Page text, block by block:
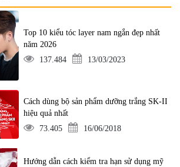
Top 10 kiểu tóc layer nam ngắn đẹp nhất
năm 2026
137.484
13/03/2023
Cách dùng bộ sản phẩm dưỡng trắng SK-II
hiệu quả nhất
73.405
16/06/2018
Hướng dẫn cách kiểm tra hạn sử dụng mỹ